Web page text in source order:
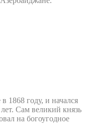
1868 году, и начался
Сам великий князь
на богоугодное